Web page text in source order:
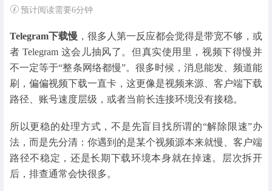
预计阅读需要6分钟
Telegram下载慢 ，很多人第一反应都会觉得是带宽不够，或
者 Telegram 这会儿抽风了。但真实使用里，视频下得慢并
不一定等于“整条网络都慢”。很多时候，消息能发、频道能
刷，偏偏视频下载一直卡，这更像是视频来源、客户端下载
路径、账号速度层级，或者当前长连接环境没有接稳。
所以更稳的处理方式，不是先盲目找所谓的“解除限速”办
法，而是先分清：你遇到的是某个视频源本来就慢、客户端
路径不稳定，还是长期下载环境本身就在掉速。层次拆开
后，排查通常会快很多。